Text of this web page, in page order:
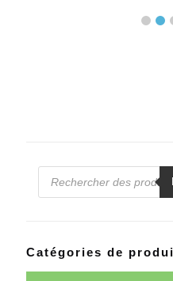
Recherche
Catégories de